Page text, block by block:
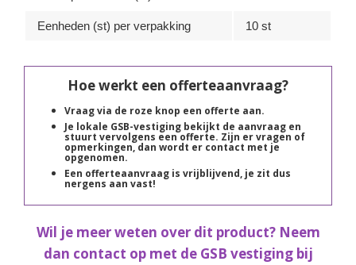
Eenheden (st) per verpakking 10 st
Hoe werkt een offerteaanvraag?
Vraag via de roze knop een offerte aan.
Je lokale GSB-vestiging bekijkt de aanvraag en
stuurt vervolgens een offerte. Zijn er vragen of
opmerkingen, dan wordt er contact met je
opgenomen.
Een offerteaanvraag is vrijblijvend, je zit dus
nergens aan vast!
Wil je meer weten over dit product? Neem
dan contact op met de GSB vestiging bij